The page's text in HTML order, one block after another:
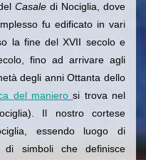
Casaledi Nociglia, dove
fu edificato in vari
la fine del XVII secolo e
fino ad arrivare agli
degli anni Ottanta dello
del manierosi trova nel
Il nostro cortese
essendo luogo di
simboli che definisce